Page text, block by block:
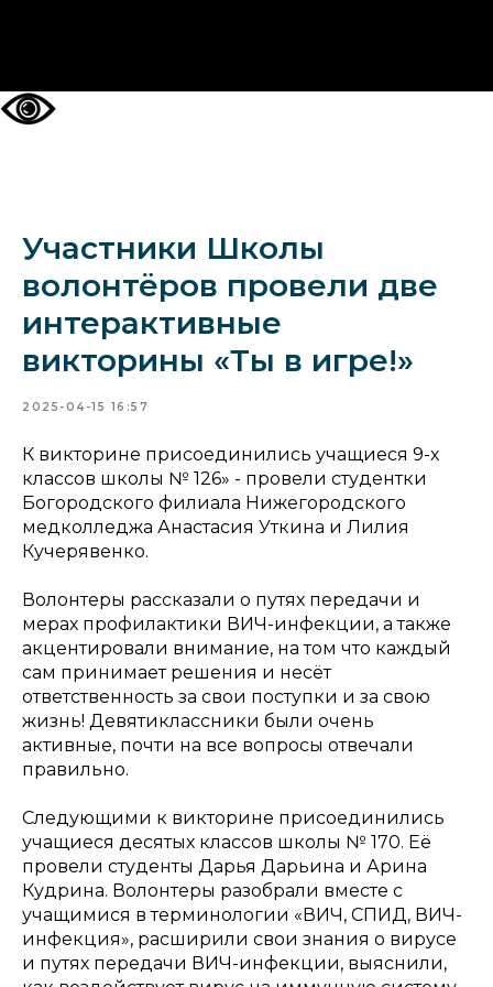
Участники Школы
волонтёров провели две
интерактивные
викторины «Ты в игре!»
2025-04-15 16:57
К викторине присоединились учащиеся 9-х
классов школы № 126» - провели студентки
Богородского филиала Нижегородского
медколледжа Анастасия Уткина и Лилия
Кучерявенко.
Волонтеры рассказали о путях передачи и
мерах профилактики ВИЧ-инфекции, а также
акцентировали внимание, на том что каждый
сам принимает решения и несёт
ответственность за свои поступки и за свою
жизнь! Девятиклассники были очень
активные, почти на все вопросы отвечали
правильно.
Следующими к викторине присоединились
учащиеся десятых классов школы № 170. Её
провели студенты Дарья Дарьина и Арина
Кудрина. Волонтеры разобрали вместе с
учащимися в терминологии «ВИЧ, СПИД, ВИЧ-
инфекция», расширили свои знания о вирусе
и путях передачи ВИЧ-инфекции, выяснили,